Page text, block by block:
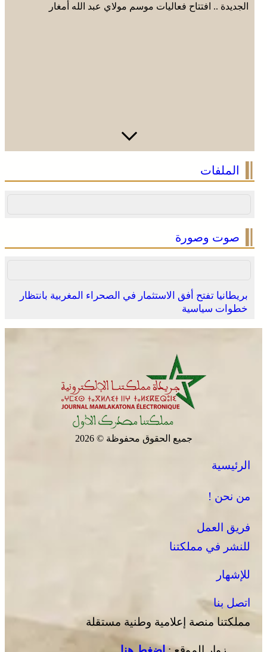
الجديدة .. افتتاح فعاليات موسم مولاي عبد الله أمغار
وادي زم .. مبادرة تطوعية لشباب المدينة تعيد الاعتبار لمقبرة
الشهداء بعد الحريق
وادي زم .. مبادرة تطوعية لشباب المدينة تعيد الاعتبار لمقبرة
الجديدة .. افتتاح فعاليات موسم مولاي عبد الله أمغار
الملفات
صوت وصورة
بريطانيا تفتح أفق الاستثمار في الصحراء المغربية بانتظار
خطوات سياسية
جميع الحقوق محفوظة © 2026
الرئيسية
من نحن !
فريق العمل
للنشر في مملكتنا
للإشهار
اتصل بنا
مملكتنا منصة إعلامية وطنية مستقلة